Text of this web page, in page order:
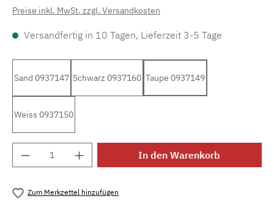
Preise inkl. MwSt. zzgl. Versandkosten
Versandfertig in 10 Tagen, Lieferzeit 3-5 Tage
Sand 0937147 Schwarz 0937160 Taupe 0937149
Weiss 0937150
Produkt Anzahl: Gib den gewünschten
In den Warenkorb
Zum Merkzettel hinzufügen